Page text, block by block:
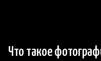
Что такое